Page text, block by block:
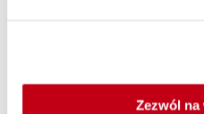
Zezwól
każdej chwili możesz na